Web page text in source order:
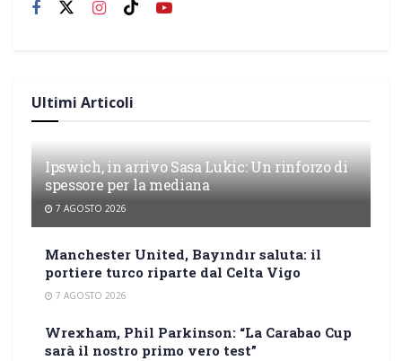
Ultimi Articoli
Ipswich, in arrivo Sasa Lukic: Un rinforzo di
spessore per la mediana
7 AGOSTO 2026
Manchester United, Bayındır saluta: il
portiere turco riparte dal Celta Vigo
7 AGOSTO 2026
Wrexham, Phil Parkinson: “La Carabao Cup
sarà il nostro primo vero test”